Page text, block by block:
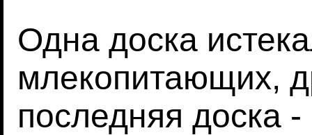
Одна доска
млекопитающих,
последняя доска